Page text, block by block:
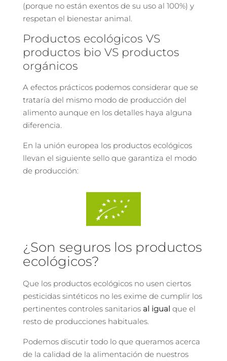
(porque no están exentos de su uso al 100%) y
respetan el bienestar animal.
Productos ecológicos VS
productos bio VS productos
orgánicos
A efectos prácticos podemos considerar que se
trataría del mismo modo de producción del
alimento aunque en los detalles haya alguna
diferencia.
En la unión europea los productos ecológicos
llevan el siguiente sello que garantiza el modo
de producción:
¿Son seguros los productos
ecológicos?
Que los productos ecológicos no usen ciertos
pesticidas sintéticos no les exime de cumplir los
pertinentes controles sanitarios al igual que el
resto de producciones habituales.
Podemos discutir todo lo que queramos acerca
de la calidad de la alimentación de nuestros